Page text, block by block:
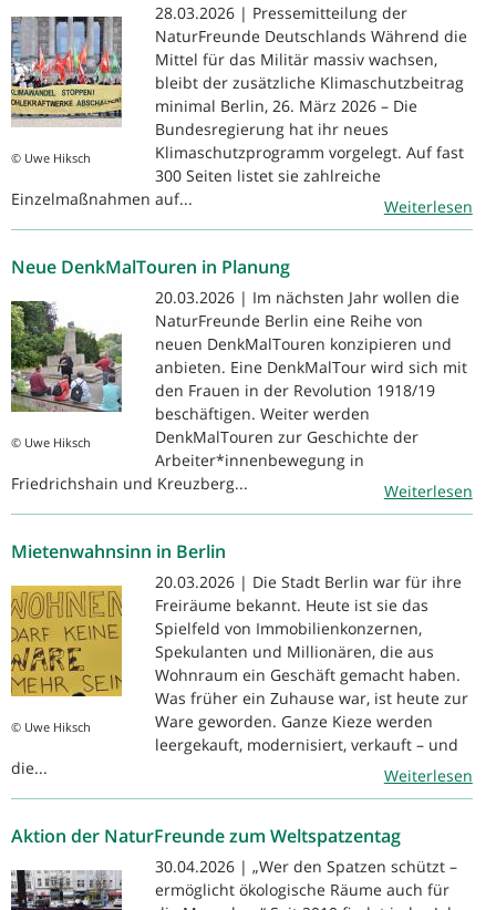
© Uwe Hiksch
28.03.2026 | Pressemitteilung der
NaturFreunde Deutschlands Während die
Mittel für das Militär massiv wachsen,
bleibt der zusätzliche Klimaschutzbeitrag
minimal Berlin, 26. März 2026 – Die
Bundesregierung hat ihr neues
Klimaschutzprogramm vorgelegt. Auf fast
300 Seiten listet sie zahlreiche
Einzelmaßnahmen auf...
Weiterlesen
Neue DenkMalTouren in Planung
© Uwe Hiksch
20.03.2026 | Im nächsten Jahr wollen die
NaturFreunde Berlin eine Reihe von
neuen DenkMalTouren konzipieren und
anbieten. Eine DenkMalTour wird sich mit
den Frauen in der Revolution 1918/19
beschäftigen. Weiter werden
DenkMalTouren zur Geschichte der
Arbeiter*innenbewegung in
Friedrichshain und Kreuzberg...
Weiterlesen
Mietenwahnsinn in Berlin
© Uwe Hiksch
20.03.2026 | Die Stadt Berlin war für ihre
Freiräume bekannt. Heute ist sie das
Spielfeld von Immobilienkonzernen,
Spekulanten und Millionären, die aus
Wohnraum ein Geschäft gemacht haben.
Was früher ein Zuhause war, ist heute zur
Ware geworden. Ganze Kieze werden
leergekauft, modernisiert, verkauft – und
die...
Weiterlesen
Aktion der NaturFreunde zum Weltspatzentag
30.04.2026 | „Wer den Spatzen schützt –
ermöglicht ökologische Räume auch für